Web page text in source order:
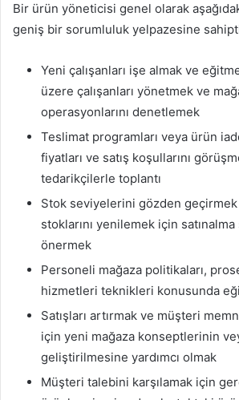
Bir ürün yöneticisi genel olarak
geniş bir sorumluluk yelpazesine
Yeni çalışanları işe almak ve
üzere çalışanları yönetmek ve
operasyonlarını denetlemek
Teslimat programları veya ürün
fiyatları ve satış koşullarını
tedarikçilerle toplantı
Stok seviyelerini gözden
stoklarını yenilemek için
önermek
Personeli mağaza politikaları,
hizmetleri teknikleri konusunda
Satışları artırmak ve müşteri
için yeni mağaza konseptlerinin
geliştirilmesine yardımcı olmak
Müşteri talebini karşılamak için